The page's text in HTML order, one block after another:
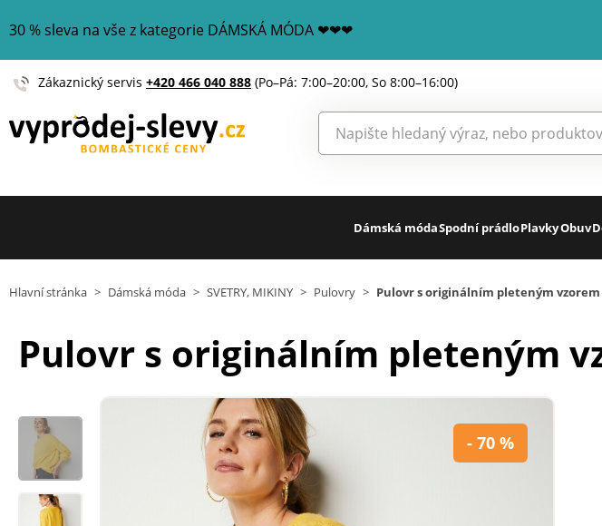
30 % sleva na vše z kategorie DÁMSKÁ MÓDA ❤❤❤
Zákaznický servis +420 466 040 888 (Po–Pá: 7:00–20:00, So 8:00–16:00)
Dámská módaSpodní prádloPlavkyObuv
Hlavní stránka > Dámská móda > SVETRY, MIKINY > Pulovry > Pulovr s originálním pleteným vzorem
Pulovr s originálním pleteným
- 70 %